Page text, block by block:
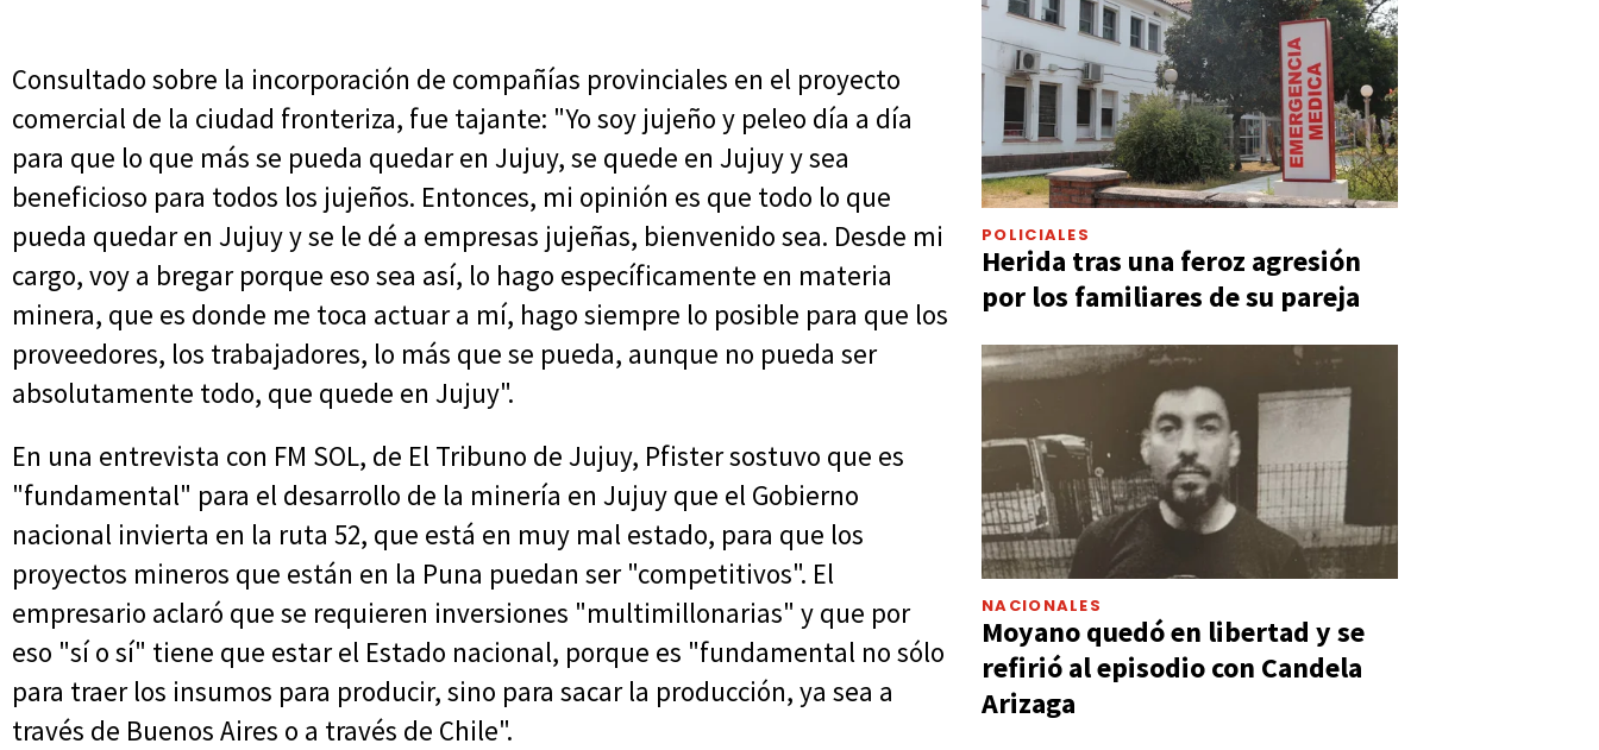
Consultado sobre la incorporación de compañías provinciales en el proyecto
comercial de la ciudad fronteriza, fue tajante: "Yo soy jujeño y peleo día a día
para que lo que más se pueda quedar en Jujuy, se quede en Jujuy y sea
beneficioso para todos los jujeños. Entonces, mi opinión es que todo lo que
pueda quedar en Jujuy y se le dé a empresas jujeñas, bienvenido sea. Desde mi
cargo, voy a bregar porque eso sea así, lo hago específicamente en materia
minera, que es donde me toca actuar a mí, hago siempre lo posible para que los
proveedores, los trabajadores, lo más que se pueda, aunque no pueda ser
absolutamente todo, que quede en Jujuy".
En una entrevista con FM SOL, de El Tribuno de Jujuy, Pfister sostuvo que es
"fundamental" para el desarrollo de la minería en Jujuy que el Gobierno
nacional invierta en la ruta 52, que está en muy mal estado, para que los
proyectos mineros que están en la Puna puedan ser "competitivos". El
empresario aclaró que se requieren inversiones "multimillonarias" y que por
eso "sí o sí" tiene que estar el Estado nacional, porque es "fundamental no sólo
para traer los insumos para producir, sino para sacar la producción, ya sea a
través de Buenos Aires o a través de Chile".
POLICIALES
Herida tras una feroz agresión
por los familiares de su pareja
NACIONALES
Moyano quedó en libertad y se
refirió al episodio con Candela
Arizaga